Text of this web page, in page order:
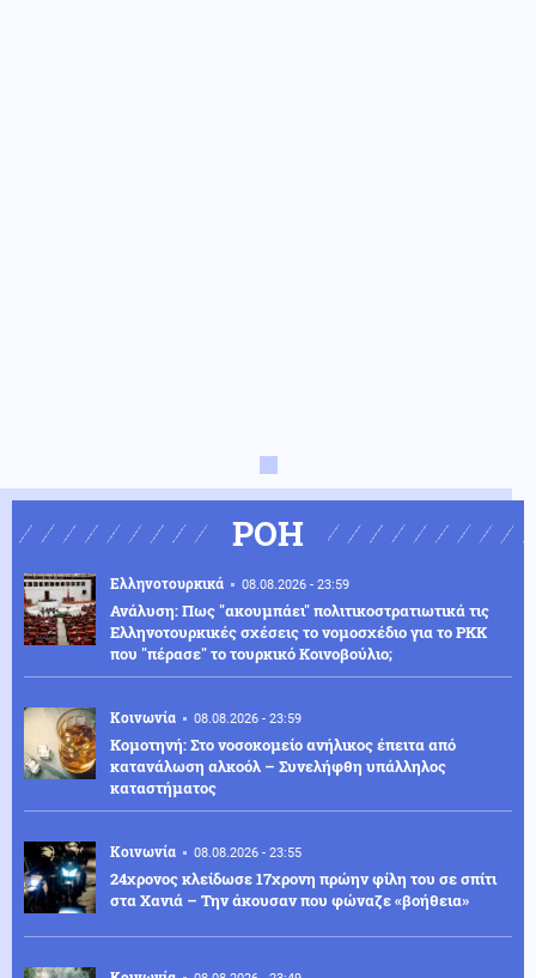
ΡΟΗ
Ελληνοτουρκικά 08.08.2026 - 23:59
Ανάλυση: Πως "ακουμπάει" πολιτικοστρατιωτικά τις
Ελληνοτουρκικές σχέσεις το νομοσχέδιο για το PKK
που "πέρασε" το τουρκικό Κοινοβούλιο;
Κοινωνία 08.08.2026 - 23:59
Κομοτηνή: Στο νοσοκομείο ανήλικος έπειτα από
κατανάλωση αλκοόλ – Συνελήφθη υπάλληλος
καταστήματος
Κοινωνία 08.08.2026 - 23:55
24χρονος κλείδωσε 17χρονη πρώην φίλη του σε σπίτι
στα Χανιά – Την άκουσαν που φώναζε «βοήθεια»